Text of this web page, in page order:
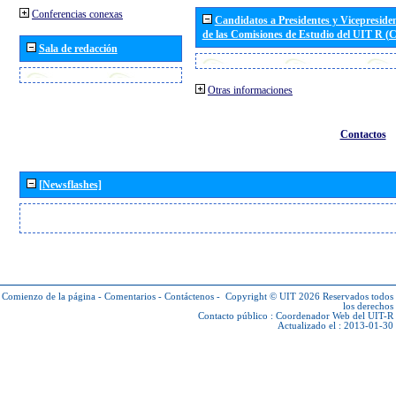
Conferencias conexas
Sala de redacción
Candidatos a Presidentes y
de las Comisiones de Estudio del UIT R
Otras informaciones
Contactos
[Newsflashes]
Comienzo de la página - Comentarios - Contáctenos - Copyright © UIT 2026 Reservados todos
los derechos
Contacto público : Coordenador Web del UIT-R
Actualizado el : 2013-01-30